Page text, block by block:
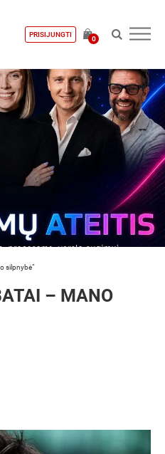
PRISIJUNGTI
0
silpnybė“
– MANO